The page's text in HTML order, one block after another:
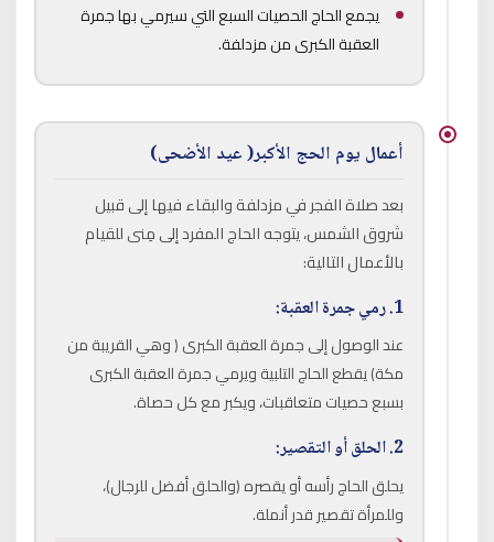
يجمع الحاج الحصيات السبع التي سيرمي بها جمرة
العقبة الكبرى من مزدلفة.
أعمال يوم الحج الأكبر( عيد الأضحى)
بعد صلاة الفجر في مزدلفة والبقاء فيها إلى قبيل
شروق الشمس، يتوجه الحاج المفرد إلى مِنى للقيام
بالأعمال التالية:
1. رمي جمرة العقبة:
عند الوصول إلى جمرة العقبة الكبرى ( وهي القريبة من
مكة) يقطع الحاج التلبية ويرمي جمرة العقبة الكبرى
بسبع حصيات متعاقبات، ويكبر مع كل حصاة.
2. الحلق أو التقصير:
يحلق الحاج رأسه أو يقصره (والحلق أفضل للرجال)،
وللمرأة تقصير قدر أنملة.